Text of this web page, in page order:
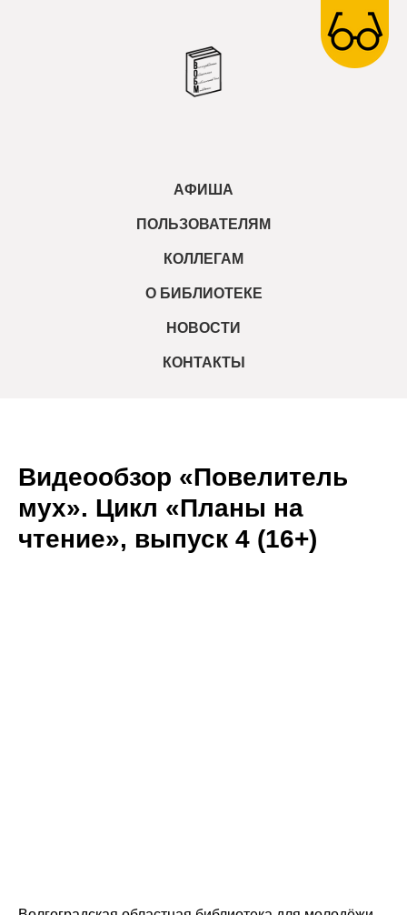
АФИША
ПОЛЬЗОВАТЕЛЯМ
КОЛЛЕГАМ
О БИБЛИОТЕКЕ
НОВОСТИ
КОНТАКТЫ
Видеообзор «Повелитель
мух». Цикл «Планы на
чтение», выпуск 4 (16+)